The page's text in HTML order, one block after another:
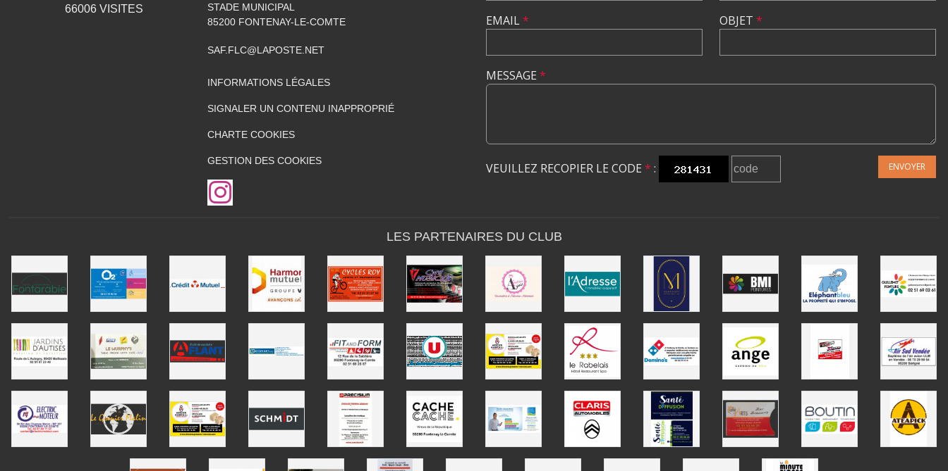
66006VISITES
STADE MUNICIPAL
85200 FONTENAY-LE-COMTE
SAF.FLC@LAPOSTE.NET
INFORMATIONS LÉGALES
SIGNALER UN CONTENU INAPPROPRIÉ
CHARTE COOKIES
GESTION DES COOKIES
EMAIL* OBJET *
MESSAGE *
VEUILLEZ RECOPIER LE CODE * : ENVOYER
LES PARTENAIRES DU CLUB